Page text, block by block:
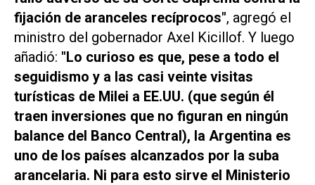
fijación de aranceles recíprocos", agregó el
ministro del gobernador Axel Kicillof. Y luego
añadió: "Lo curioso es que, pese a todo el
seguidismo y a las casi veinte visitas
turísticas de Milei a EE.UU. (que según él
traen inversiones que no figuran en ningún
balance del Banco Central), la Argentina es
uno de los países alcanzados por la suba
arancelaria. Ni para esto sirve el Ministerio